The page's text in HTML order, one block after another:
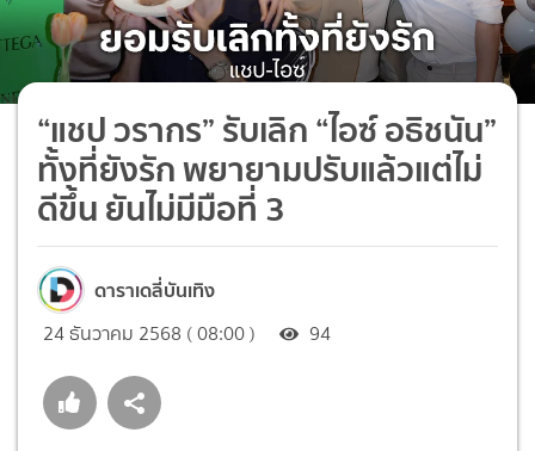
“แชป วรากร” รับเลิก “ไอซ์ อธิชนัน”
ทั้งที่ยังรัก พยายามปรับแล้วแต่ไม่
ดีขึ้น ยันไม่มีมือที่ 3
ดาราเดลี่บันเทิง
24 ธันวาคม 2568 ( 08:00 ) 94